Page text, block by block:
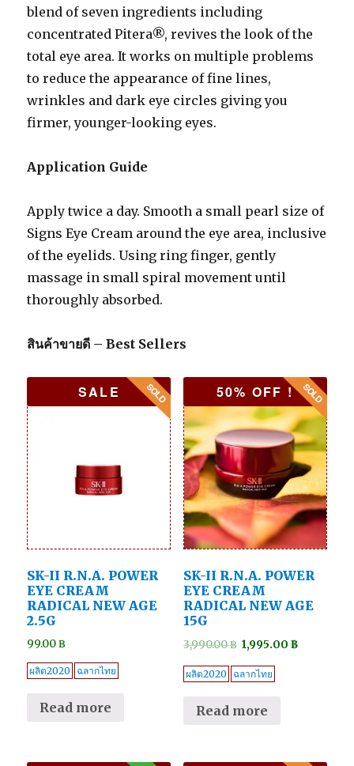
blend of seven ingredients including
concentrated Pitera®, revives the look of the
total eye area. It works on multiple problems
to reduce the appearance of fine lines,
wrinkles and dark eye circles giving you
firmer, younger-looking eyes.
Application Guide
Apply twice a day. Smooth a small pearl size of
Signs Eye Cream around the eye area, inclusive
of the eyelids. Using ring finger, gently
massage in small spiral movement until
thoroughly absorbed.
สินค้าขายดี – Best Sellers
SALE
SK-II R.N.A. POWER
EYE CREAM
RADICAL NEW AGE
2.5G
99.00฿
ผลิต2020 ฉลากไทย
Read more
50% OFF !
SK-II R.N.A. POWER
EYE CREAM
RADICAL NEW AGE
15G
3,990.00฿ 1,995.00฿
ผลิต2020 ฉลากไทย
Read more